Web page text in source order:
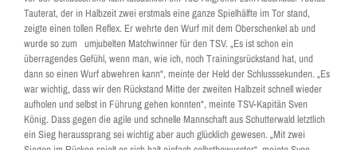
Tauterat, der in Halbzeit zwei erstmals eine ganze Spielhälfte im Tor stand,
zeigte einen tollen Reflex. Er wehrte den Wurf mit dem Oberschenkel ab und
wurde so zum umjubelten Matchwinner für den TSV. „Es ist schon ein
überragendes Gefühl, wenn man, wie ich, noch Trainingsrückstand hat, und
dann so einen Wurf abwehren kann“, meinte der Held der Schlusssekunden. „Es
war wichtig, dass wir den Rückstand Mitte der zweiten Halbzeit schnell wieder
aufholen und selbst in Führung gehen konnten“, meinte TSV-Kapitän Sven
König. Dass gegen die agile und schnelle Mannschaft aus Schutterwald letztlich
ein Sieg heraussprang sei wichtig aber auch glücklich gewesen. „Mit zwei